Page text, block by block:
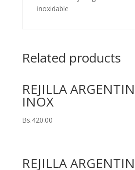
inoxidable
Related products
REJILLA
INOX
Bs.420.00
REJILLA